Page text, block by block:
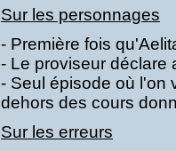
Sur les personnages
- Première fois
- Le proviseur déclare
- Seul épisode où l'on
dehors des cours
Sur les erreurs